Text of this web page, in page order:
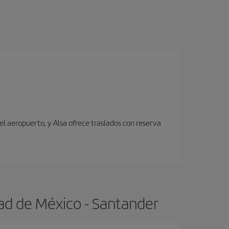
aeropuerto, y Alsa ofrece traslados con reserva
de México - Santander